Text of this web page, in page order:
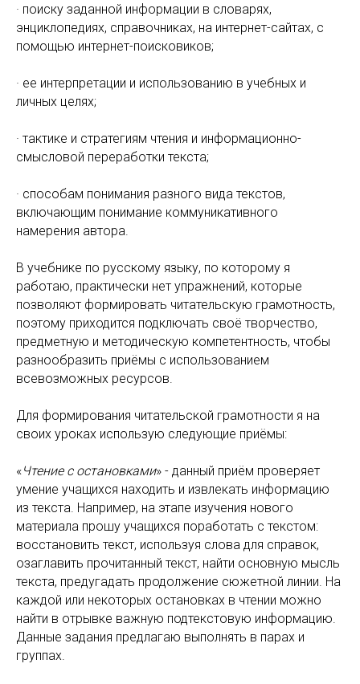
· поиску заданной информации в словарях,
энциклопедиях, справочниках, на интернет-сайтах, с
помощью интернет-поисковиков;
· ее интерпретации и использованию в учебных и
личных целях;
· тактике и стратегиям чтения и информационно-
смысловой переработки текста;
· способам понимания разного вида текстов,
включающим понимание коммуникативного
намерения автора.
В учебнике по русскому языку, по которому я
работаю, практически нет упражнений, которые
позволяют формировать читательскую грамотность,
поэтому приходится подключать своё творчество,
предметную и методическую компетентность, чтобы
разнообразить приёмы с использованием
всевозможных ресурсов.
Для формирования читательской грамотности я на
своих уроках использую следующие приёмы:
«Чтение с остановками» - данный приём проверяет
умение учащихся находить и извлекать информацию
из текста. Например, на этапе изучения нового
материала прошу учащихся поработать с текстом:
восстановить текст, используя слова для справок,
озаглавить прочитанный текст, найти основную мысль
текста, предугадать продолжение сюжетной линии. На
каждой или некоторых остановках в чтении можно
найти в отрывке важную подтекстовую информацию.
Данные задания предлагаю выполнять в парах и
группах.